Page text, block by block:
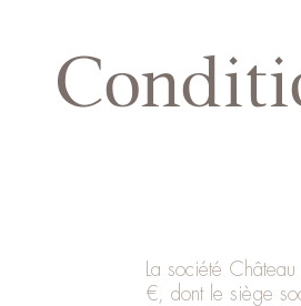
La société
€, dont le siège